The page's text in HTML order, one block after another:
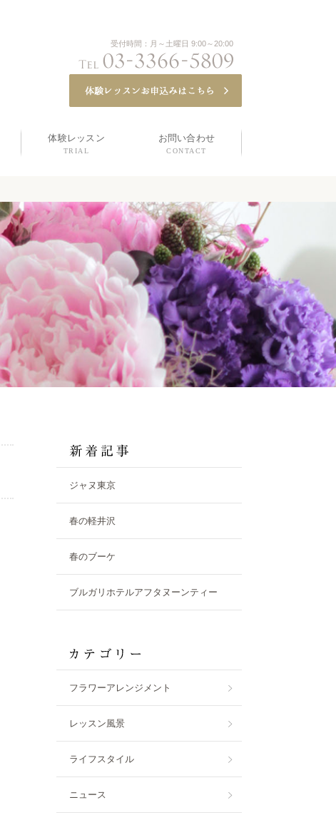
受付時間：月～土曜日 9:00～20:00
体験レッスン
TRIAL
お問い合わせ
CONTACT
ジャヌ東京
春の軽井沢
春のブーケ
ブルガリホテルアフタヌーンティー
フラワーアレンジメント
レッスン風景
ライフスタイル
ニュース